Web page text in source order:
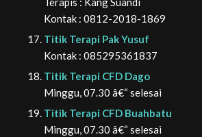
Kontak : 0812-2018-1869
Titik Terapi Pak Yusuf
Kontak : 085295361837
Titik Terapi CFD Dago
Minggu, 07.30 â€“ selesai
Titik Terapi CFD Buahbatu
Minggu, 07.30 â€“ selesai